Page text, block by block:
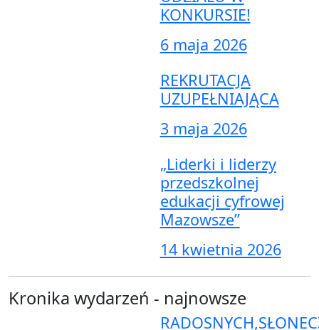
KONKURSIE!
6 maja 2026
REKRUTACJA
UZUPEŁNIAJĄCA
3 maja 2026
„Liderki i liderzy
przedszkolnej
edukacji cyfrowej
Mazowsze”
14 kwietnia 2026
Kronika wydarzeń - najnowsze